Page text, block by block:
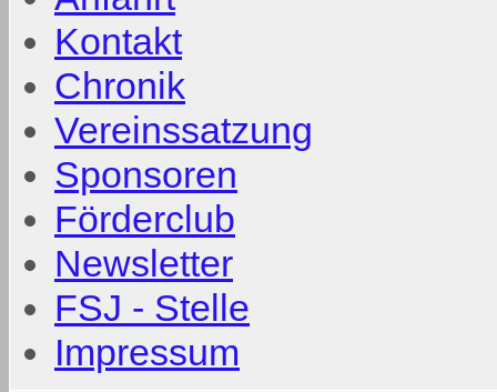
Kontakt
Chronik
Vereinssatzung
Sponsoren
Förderclub
Newsletter
FSJ - Stelle
Impressum